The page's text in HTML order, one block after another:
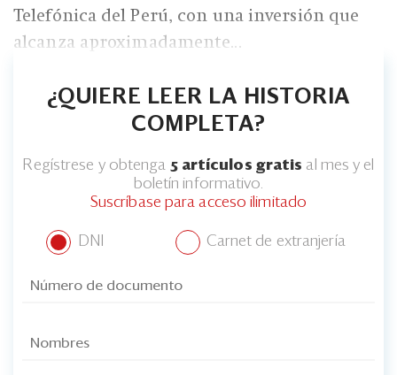
Telefónica del Perú, con una inversión que
alcanza aproximadamente...
¿QUIERE LEER LA HISTORIA
COMPLETA?
Regístrese y obtenga 5 artículos gratis al mes y el
boletín informativo.
Suscríbase para acceso ilimitado
DNI Carnet de extranjería